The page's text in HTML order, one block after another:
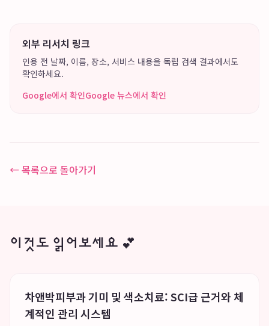
외부 리서치 링크
인용 전 날짜, 이름, 장소, 서비스 내용을 독립 검색 결과에서도
확인하세요.
Google에서 확인Google 뉴스에서 확인
← 목록으로 돌아가기
이것도 읽어보세요 💕
차앤박피부과 기미 및 색소치료: SCI급 근거와 체
계적인 관리 시스템